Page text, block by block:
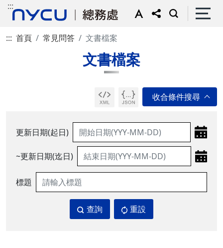
:::
::: 首頁 常見問答 文書檔案
文書檔案
更新日期(起日)
~更新日期(迄日)
標題
查詢 重設